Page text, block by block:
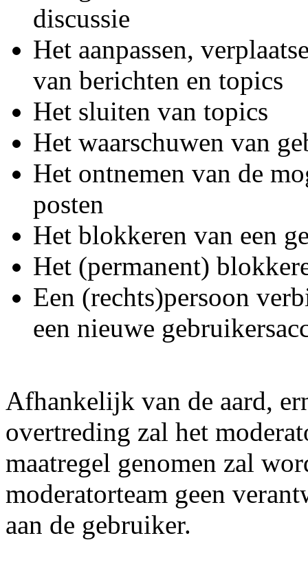
discussie
Het aanpassen,
van berichten en topics
Het sluiten van topics
Het waarschuwen van
Het ontnemen van de
posten
Het blokkeren van een
Het (permanent)
Een (rechts)persoon
een nieuwe
Afhankelijk van de aard,
overtreding zal het
maatregel genomen zal
moderatorteam geen
aan de gebruiker.